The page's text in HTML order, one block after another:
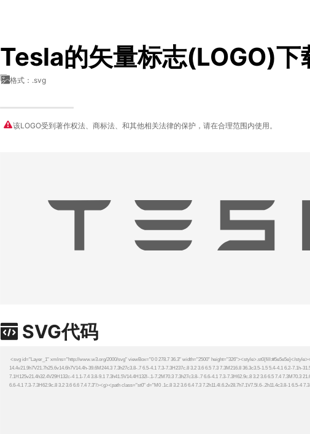
Tesla的矢量标志(LOGO)下
格式：.svg
该LOGO受到著作权法、商标法、和其他相关法律的保护，请在合理范围内使用。
SVG代码